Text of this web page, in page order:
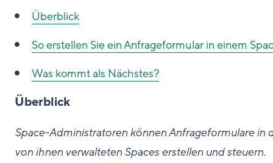
Überblick
So erstellen Sie ein Anfrageformular in einem
Was kommt als Nächstes?
Überblick
Space-Administratoren können Anfrageformulare in
von ihnen verwalteten Spaces erstellen und steuern.